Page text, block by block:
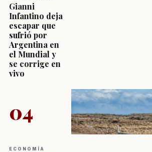
Gianni
Infantino deja
escapar que
sufrió por
Argentina en
el Mundial y
se corrige en
vivo
04
ECONOMÍA